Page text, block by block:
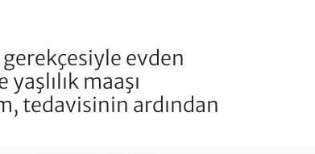
evden
maaşı
tedavisinin ardından